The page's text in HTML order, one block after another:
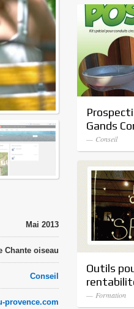
Mai 2013
Chante oiseau
Conseil
provence.com
Gands
— Conseil
Outils
— Formation